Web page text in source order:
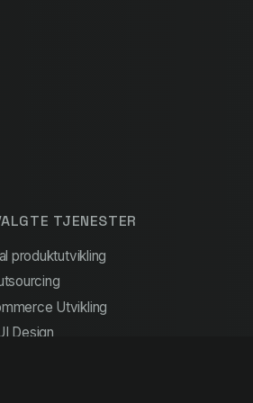
TJENESTER
produktutvikling
Utvikling
Design